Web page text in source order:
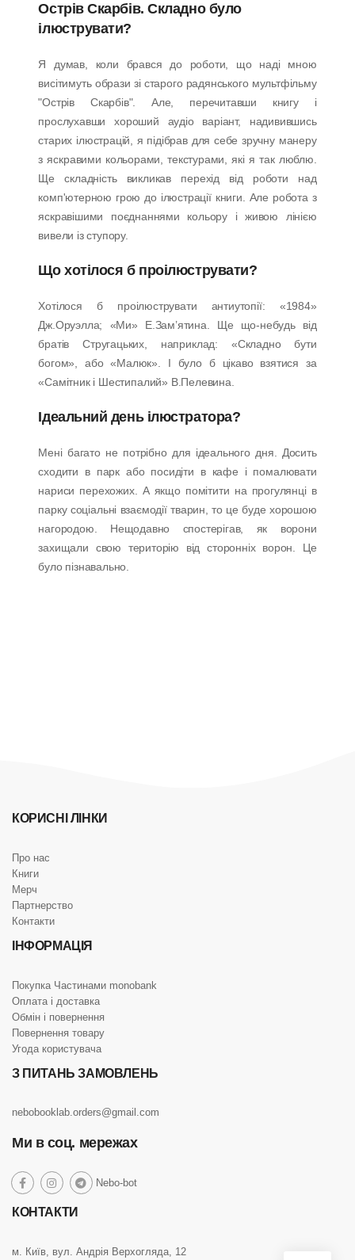
Острів Скарбів. Складно було
ілюструвати?
Я думав, коли брався до роботи, що наді мною
висітимуть образи зі старого радянського мультфільму
"Острів Скарбів". Але, перечитавши книгу і
прослухавши хороший аудіо варіант, надивившись
старих ілюстрацій, я підібрав для себе зручну манеру
з яскравими кольорами, текстурами, які я так люблю.
Ще складність викликав перехід від роботи над
комп'ютерною грою до ілюстрації книги. Але робота з
яскравішими поєднаннями кольору і живою лінією
вивели із ступору.
Що хотілося б проілюструвати?
Хотілося б проілюструвати антиутопії: «1984»
Дж.Оруэлла; «Ми» Е.Зам’ятина. Ще що-небудь від
братів Стругацьких, наприклад: «Складно бути
богом», або «Малюк». І було б цікаво взятися за
«Самітник і Шестипалий» В.Пелевина.
Ідеальний день ілюстратора?
Мені багато не потрібно для ідеального дня. Досить
сходити в парк або посидіти в кафе і помалювати
нариси перехожих. А якщо помітити на прогулянці в
парку соціальні взаємодії тварин, то це буде хорошою
нагородою. Нещодавно спостерігав, як ворони
захищали свою територію від сторонніх ворон. Це
було пізнавально.
КОРИСНІ ЛІНКИ
Про нас
Книги
Мерч
Партнерство
Контакти
ІНФОРМАЦІЯ
Покупка Частинами monobank
Оплата і доставка
Обмін і повернення
Повернення товару
Угода користувача
З ПИТАНЬ ЗАМОВЛЕНЬ
nebobooklab.orders@gmail.com
Ми в соц. мережах
social
link
social
link
socialNebo-botsocial
КОНТАКТИ
м. Київ, вул. Андрія Верхогляда, 12